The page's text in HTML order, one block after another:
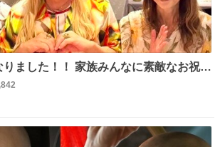
みんなに素敵なお祝い
我が続いてい
膝を脱臼。 そして先月は、奥さまが同